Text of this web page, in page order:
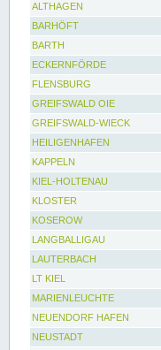
ALTHAGEN
BARHÖFT
BARTH
ECKERNFÖRDE
FLENSBURG
GREIFSWALD OIE
GREIFSWALD-WIECK
HEILIGENHAFEN
KAPPELN
KIEL-HOLTENAU
KLOSTER
KOSEROW
LANGBALLIGAU
LAUTERBACH
LT KIEL
MARIENLEUCHTE
NEUENDORF HAFEN
NEUSTADT